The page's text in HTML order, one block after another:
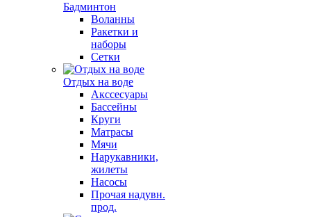
Бадминтон
Воланны
Ракетки и
наборы
Сетки
Отдых на воде
Акссесуары
Бассейны
Круги
Матрасы
Мячи
Нарукавники,
жилеты
Насосы
Прочая надувн.
прод.